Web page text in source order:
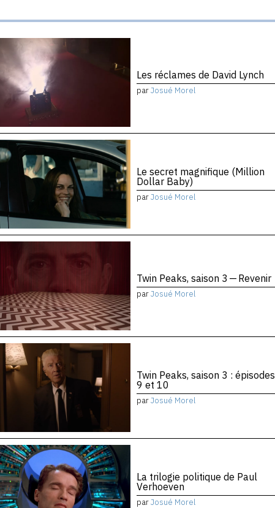
Les réclames de David Lynch
parJosué Morel
Le secret magnifique (Million
Dollar Baby)
parJosué Morel
Twin Peaks, saison 3 — Revenir
parJosué Morel
Twin Peaks, saison 3 : épisodes
9 et 10
parJosué Morel
La trilogie politique de Paul
Verhoeven
parJosué Morel